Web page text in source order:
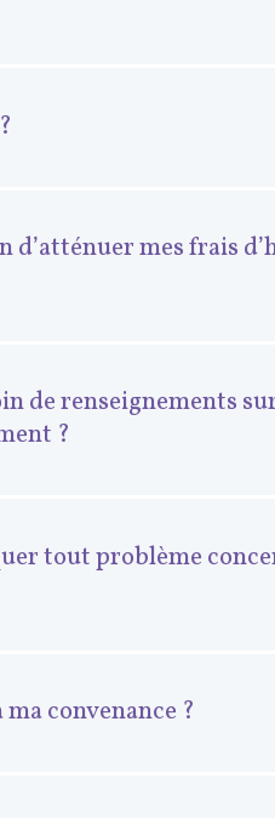
mes frais
de renseignements
?
tout problème
convenance ?